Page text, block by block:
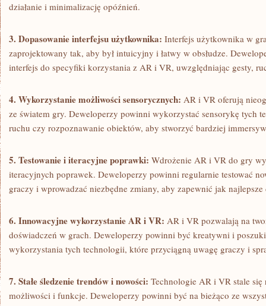
działanie i minimalizację opóźnień.
3. Dopasowanie interfejsu użytkownika: Interfejs użytkownika ⁣w
zaprojektowany tak,‌ aby był⁤ intuicyjny i łatwy w obsłudze.
interfejs do⁤ specyfiki korzystania z AR i VR, uwzględniając gesty,
4. Wykorzystanie możliwości sensorycznych: AR i VR ‌oferują
ze światem gry. Deweloperzy powinni wykorzystać sensorykę tych
ruchu czy rozpoznawanie ⁤obiektów, aby stworzyć bardziej
5. Testowanie i iteracyjne poprawki: Wdrożenie AR i VR ⁤do gry
iteracyjnych poprawek. Deweloperzy powinni ‍regularnie testować
graczy i wprowadzać niezbędne zmiany, ⁣aby‍ zapewnić jak
6. Innowacyjne wykorzystanie AR i VR: AR i VR pozwalają na
doświadczeń w grach. Deweloperzy powinni być kreatywni i
wykorzystania tych technologii, które przyciągną uwagę graczy i
7. Stałe śledzenie trendów i nowości: Technologie AR i VR stale
możliwości i funkcje. Deweloperzy ‍powinni być na bieżąco ze